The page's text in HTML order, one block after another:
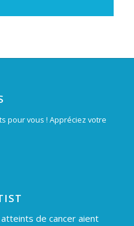
pour vous ! Appréciez votre
de cancer aient